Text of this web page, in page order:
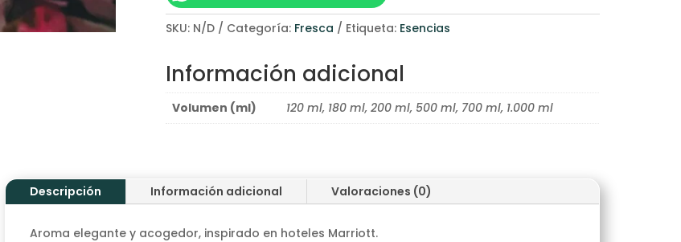
SKU: N/D Categoría: Fresca Etiqueta: Esencias
Información adicional
Volumen (ml) 120 ml, 180 ml, 200 ml, 500 ml, 700 ml, 1.000 ml
Descripción Información adicional Valoraciones (0)
Aroma elegante y acogedor, inspirado en hoteles Marriott.